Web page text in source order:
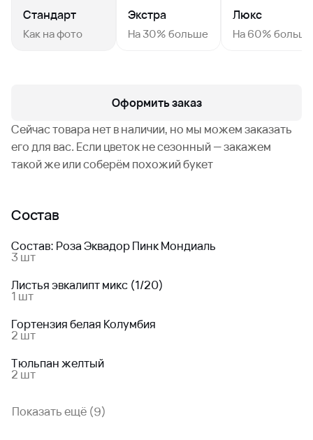
Стандарт
Как на фото
Экстра
На 30% больше
Люкс
На 60% больше
Оформить заказ
Сейчас товара нет в наличии, но мы можем заказать
его для вас. Если цветок не сезонный — закажем
такой же или соберём похожий букет
Состав
Состав: Роза Эквадор Пинк Мондиаль
3 шт
Листья эвкалипт микс (1/20)
1 шт
Гортензия белая Колумбия
2 шт
Тюльпан желтый
2 шт
Показать ещё (9)